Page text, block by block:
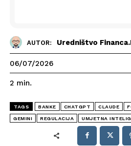
AUTOR: Uredništvo
06/07/2026
2 min.
TAGS BANKE CHATGPT CLAUDE
GEMINI REGULACIJA UMJETNA